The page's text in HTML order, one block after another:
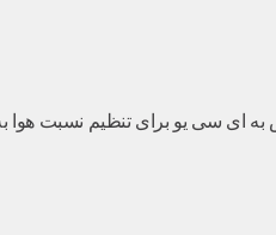
ای سی یو برای تنظیم نسبت هوا